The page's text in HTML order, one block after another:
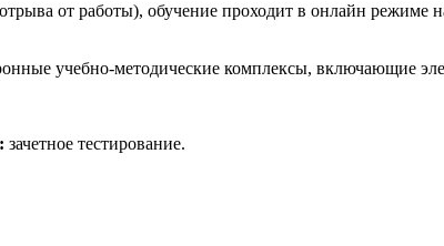
от работы), обучение проходит в онлайн режиме
учебно-методические комплексы, включающие
зачетное тестирование.